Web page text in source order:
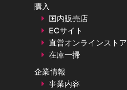
購入
国内販売店
ECサイト
直営オンラインストア
在庫一掃
企業情報
事業内容